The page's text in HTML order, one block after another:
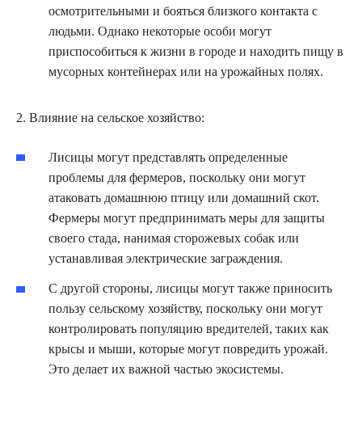
осмотрительными и бояться близкого контакта с
людьми. Однако некоторые особи могут
приспособиться к жизни в городе и находить пищу в
мусорных контейнерах или на урожайных полях.
2. Влияние на сельское хозяйство:
Лисицы могут представлять определенные
проблемы для фермеров, поскольку они могут
атаковать домашнюю птицу или домашний скот.
Фермеры могут предпринимать меры для защиты
своего стада, нанимая сторожевых собак или
устанавливая электрические заграждения.
С другой стороны, лисицы могут также приносить
пользу сельскому хозяйству, поскольку они могут
контролировать популяцию вредителей, таких как
крысы и мыши, которые могут повредить урожай.
Это делает их важной частью экосистемы.